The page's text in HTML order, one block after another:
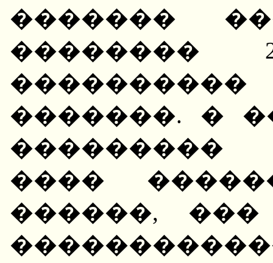
�������
��������
����������
�������. �
����
������,